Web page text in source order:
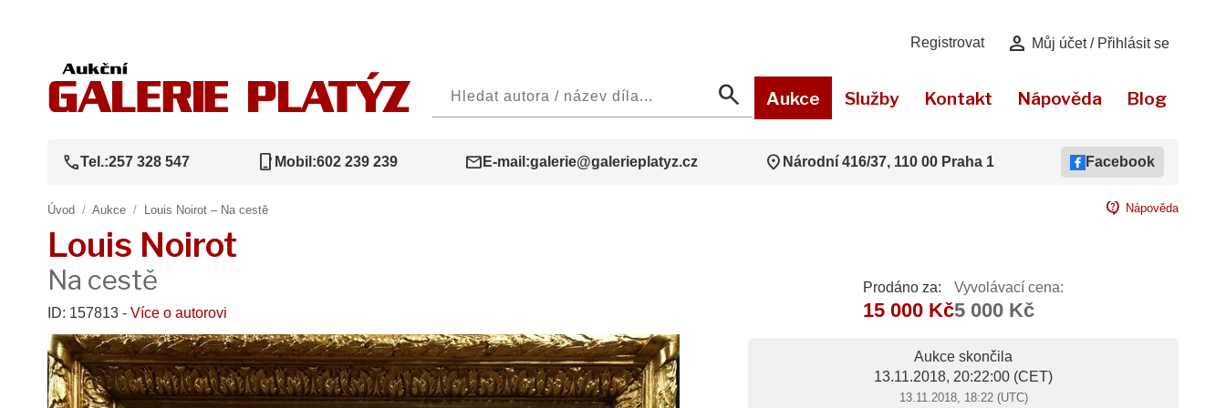
Registrovat person Můj účet / Přihlásit se
search Aukce Služby Kontakt Nápověda Blog
callTel.:257 328 547 phone_iphone Mobil:602 239 239 mail E-mail:galerie@galerieplatyz.cz location_on Národní 416/37, 110 00 Praha 1 Facebook
Úvod / Aukce / Louis Noirot – Na cestě contact_support Nápověda
Louis Noirot
Na cestě
ID: 157813 - Více o autorovi
Prodáno za:
15 000 Kč
Vyvolávací cena:
5 000 Kč
Aukce skončila
13.11.2018, 20:22:00 (CET)
13.11.2018, 18:22 (UTC)